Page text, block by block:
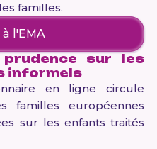
familles.
l'EMA
sur les
informels
en ligne circule
familles européennes
sur les enfants traités